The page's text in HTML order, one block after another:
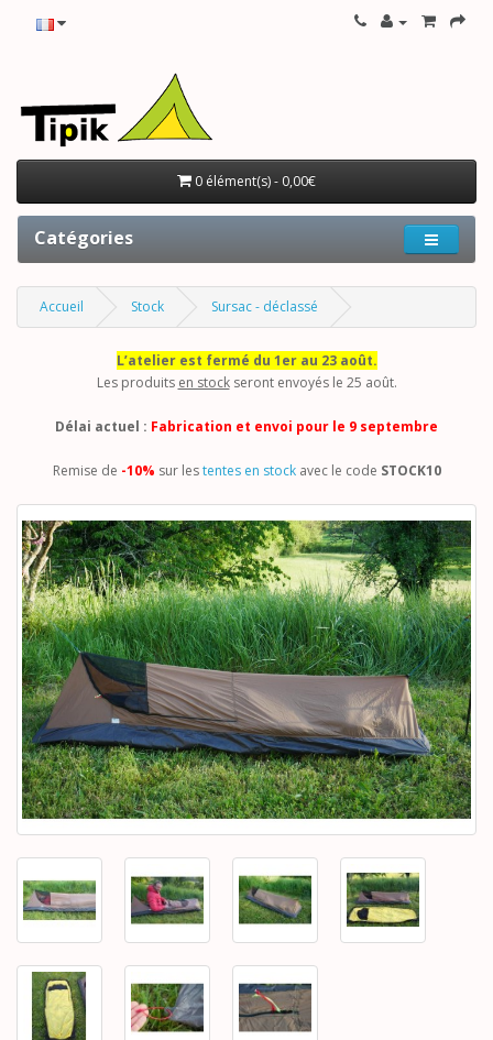
0 élément(s) - 0,00€
Catégories
Accueil Stock Sursac - déclassé
L’atelier est fermé du 1er au 23 août.
Les produits en stockseront envoyés le 25 août.
Délai actuel : Fabrication et envoi pour le 9 septembre
Remise de -10% sur lestentes en stockavec le code STOCK10